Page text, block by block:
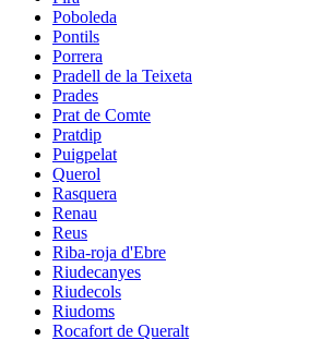
Poboleda
Pontils
Porrera
Pradell de la Teixeta
Prades
Prat de Comte
Pratdip
Puigpelat
Querol
Rasquera
Renau
Reus
Riba-roja d'Ebre
Riudecanyes
Riudecols
Riudoms
Rocafort de Queralt